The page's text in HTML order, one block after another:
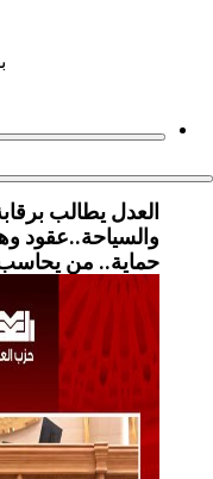
العدل يطالب برقابة
والسياحة..عقود
حماية.. من يحاسب